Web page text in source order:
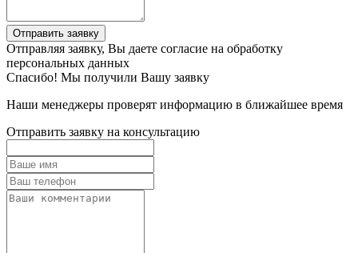
Отправить заявку
Отправляя заявку, Вы даете согласие на обработку
персональных данных
Спасибо! Мы получили Вашу заявку
Наши менеджеры проверят информацию в ближайшее время
Отправить заявку на консультацию